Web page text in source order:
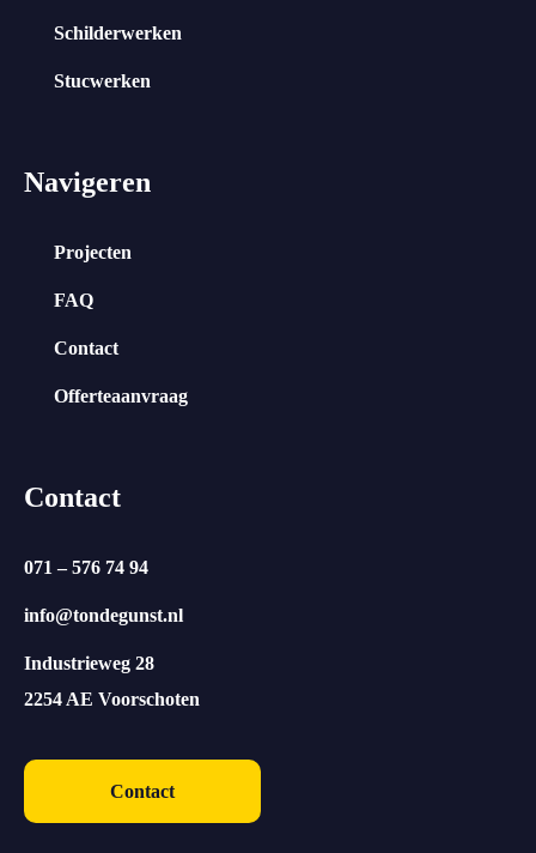
Schilderwerken
Stucwerken
Navigeren
Projecten
FAQ
Contact
Offerteaanvraag
Contact
071 – 576 74 94
info@tondegunst.nl
Industrieweg 28
2254 AE Voorschoten
Contact